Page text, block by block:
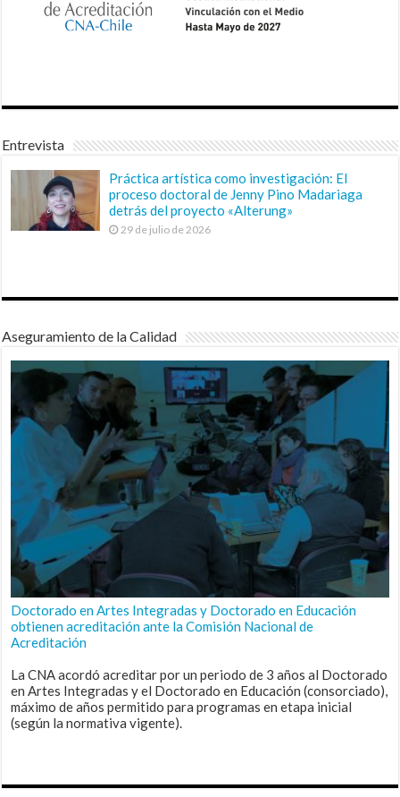
Entrevista
Práctica artística como investigación: El
proceso doctoral de Jenny Pino Madariaga
detrás del proyecto «Alterung»
29 de julio de 2026
Aseguramiento de la Calidad
Doctorado en Artes Integradas y Doctorado en Educación
obtienen acreditación ante la Comisión Nacional de
Acreditación
La CNA acordó acreditar por un periodo de 3 años al Doctorado
en Artes Integradas y el Doctorado en Educación (consorciado),
máximo de años permitido para programas en etapa inicial
(según la normativa vigente).